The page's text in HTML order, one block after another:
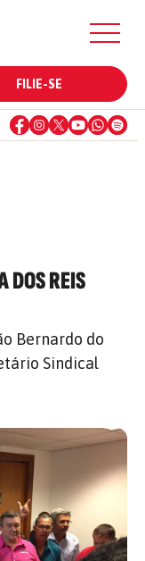
FILIE-SE
DOS REIS
Bernardo do
Sindical